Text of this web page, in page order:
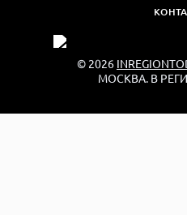
© 2026
МОСКВА. В